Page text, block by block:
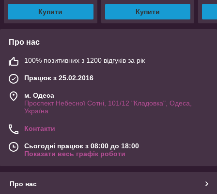
Купити Купити
Про нас
100% позитивних з 1200 відгуків за рік
Працює з 25.02.2016
м. Одеса
Проспект Небесної Сотні, 101/12 "Кладовка", Одеса,
Україна
Контакти
Сьогодні працює з 08:00 до 18:00
Показати весь графік роботи
Про нас